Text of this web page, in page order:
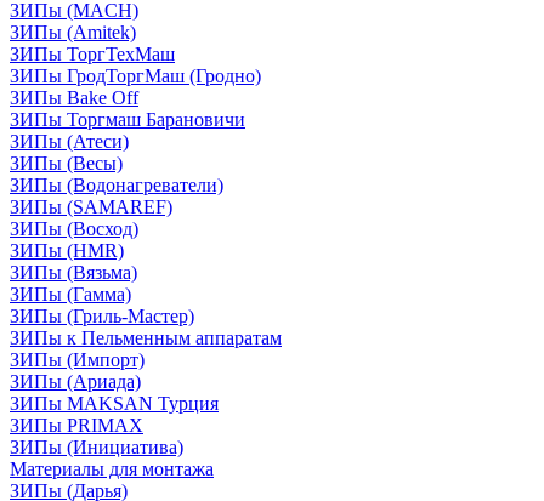
ЗИПы (MACH)
ЗИПы (Amitek)
ЗИПы ТоргТехМаш
ЗИПы ГродТоргМаш (Гродно)
ЗИПы Bake Off
ЗИПы Торгмаш Барановичи
ЗИПы (Атеси)
ЗИПы (Весы)
ЗИПы (Водонагреватели)
ЗИПы (SAMAREF)
ЗИПы (Восход)
ЗИПы (HMR)
ЗИПы (Вязьма)
ЗИПы (Гамма)
ЗИПы (Гриль-Мастер)
ЗИПы к Пельменным аппаратам
ЗИПы (Импорт)
ЗИПы (Ариада)
ЗИПы MAKSAN Турция
ЗИПы PRIMAX
ЗИПы (Инициатива)
Материалы для монтажа
ЗИПы (Дарья)